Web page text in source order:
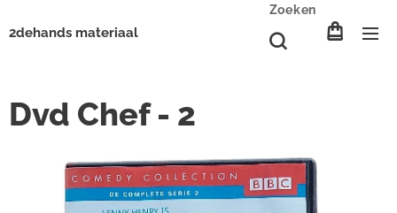
2dehands materiaal
Zoeken
Dvd Chef - 2